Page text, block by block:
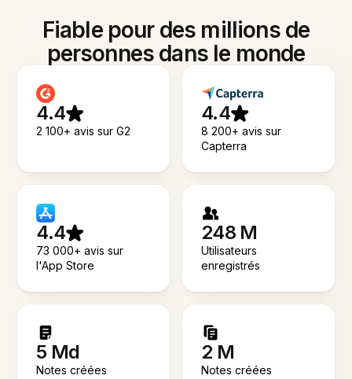
Fiable pour des millions de
personnes dans le monde
4.4
2 100+ avis sur G2
4.4
8 200+ avis sur
Capterra
4.4
73 000+ avis sur
l'App Store
248 M
Utilisateurs
enregistrés
5 Md
Notes créées
2 M
Notes créées